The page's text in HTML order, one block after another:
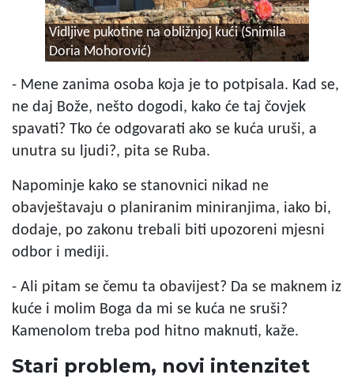
Vidljive pukotine na obližnjoj kući (Snimila
Doria Mohorović)
- Mene zanima osoba koja je to potpisala. Kad se,
ne daj Bože, nešto dogodi, kako će taj čovjek
spavati? Tko će odgovarati ako se kuća uruši, a
unutra su ljudi?, pita se Ruba.
Napominje kako se stanovnici nikad ne
obavještavaju o planiranim miniranjima, iako bi,
dodaje, po zakonu trebali biti upozoreni mjesni
odbor i mediji.
- Ali pitam se čemu ta obavijest? Da se maknem iz
kuće i molim Boga da mi se kuća ne sruši?
Kamenolom treba pod hitno maknuti, kaže.
Stari problem, novi intenzitet